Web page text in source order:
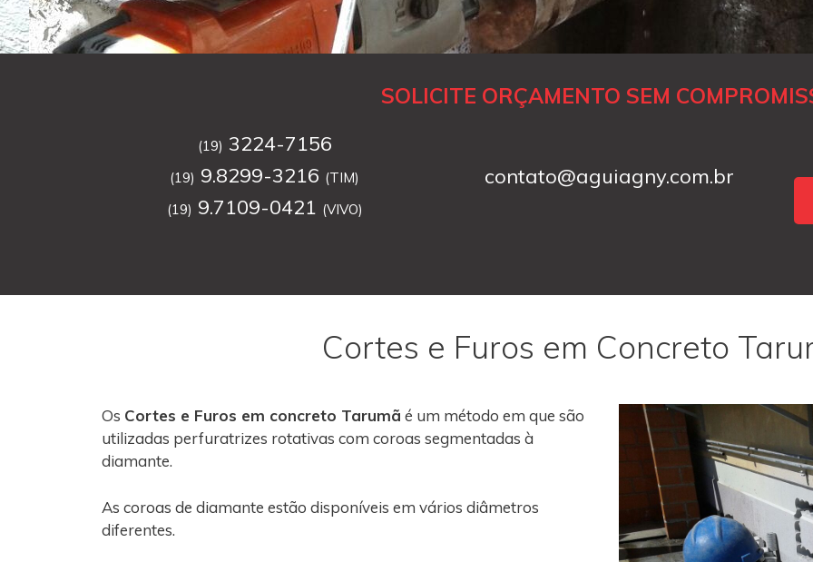
SOLICITE ORÇAMENTO SEM
(19) 3224-7156
(19) 9.8299-3216 (TIM)
(19) 9.7109-0421 (VIVO)
contato@aguiagny.com.br
Cortes e Furos em Concreto
Os Cortes e Furos em concreto Tarumã é um método em que são
utilizadas perfuratrizes rotativas com coroas segmentadas à
diamante.
As coroas de diamante estão disponíveis em vários diâmetros
diferentes.